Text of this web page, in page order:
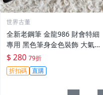
世界古董
全新老鋼筆 金龍986 財會特細
專用 黑色筆身金色裝飾 大氣順
滑好寫 小明尖 筆夾輕微氧化
無損毫毛 新手舊藏共賞 財會鋼
筆 傳承工藝 滑動自如 古典風
$ 280 79折
折扣碼 直購